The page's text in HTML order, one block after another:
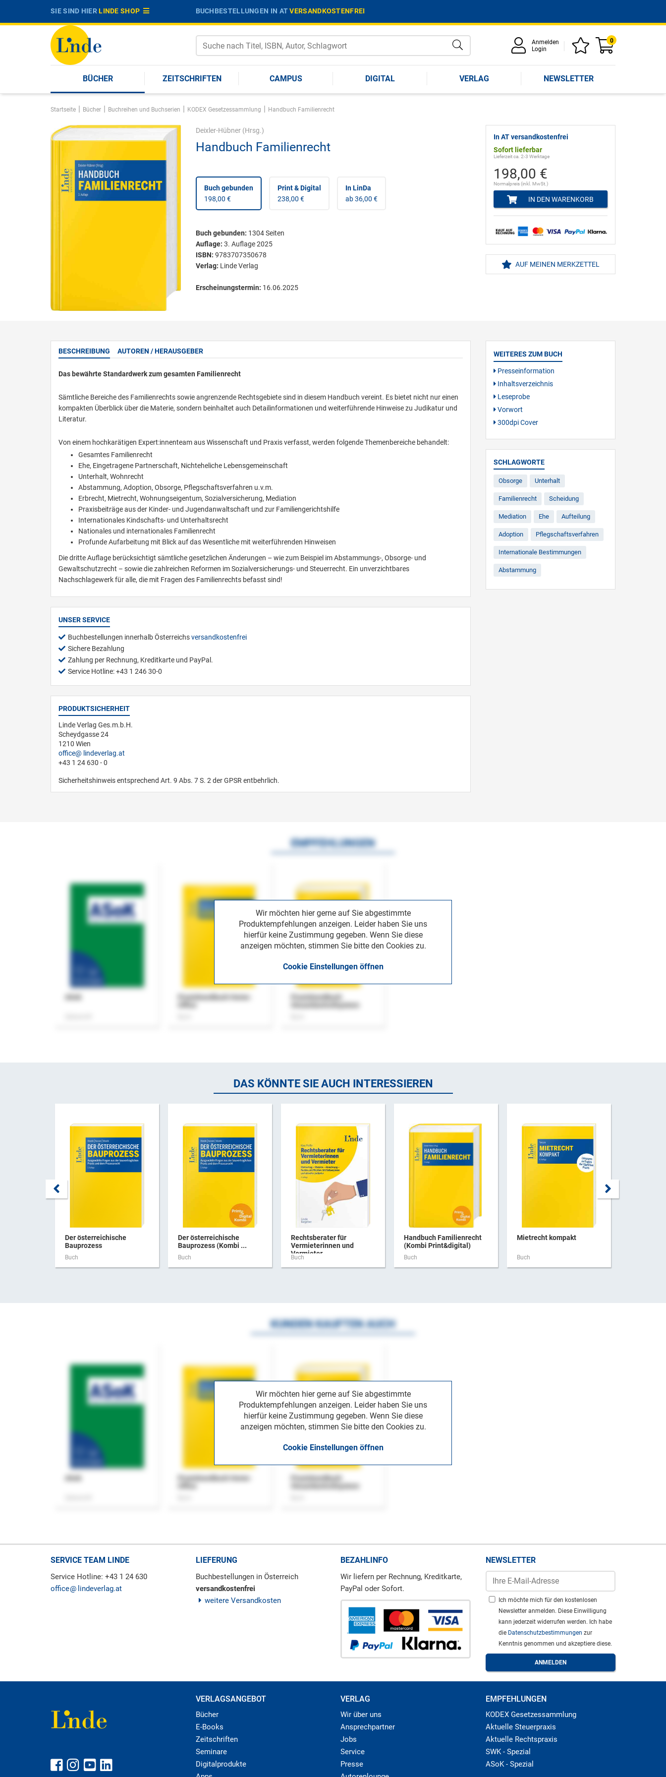
SIE SIND HIERLINDE SHOP BUCHBESTELLUNGEN IN ATVERSANDKOSTENFREI
Anmelden
Login
0
BÜCHER ZEITSCHRIFTEN CAMPUS DIGITAL VERLAG NEWSLETTER
Startseite | Bücher | Buchreihen und Buchserien | KODEX Gesetzessammlung | Handbuch Familienrecht
Deixler-Hübner(Hrsg.)
Handbuch Familienrecht
Buch gebunden
198,00 €
Print & Digital
238,00 €
In LinDa
ab 36,00 €
Buch gebunden: 1304Seiten
Auflage: 3. Auflage 2025
ISBN: 9783707350678
Verlag: Linde Verlag
Erscheinungstermin: 16.06.2025
In AT versandkostenfrei
Sofort lieferbar
Lieferzeit ca. 2-3 Werktage
198,00 €
Normalpreis (inkl. MwSt.)
IN DEN WARENKORB
AUF MEINEN MERKZETTEL
BESCHREIBUNG AUTOREN / HERAUSGEBER
Das bewährte Standardwerk zum gesamten Familienrecht
Sämtliche Bereiche des Familienrechts sowie angrenzende Rechtsgebiete sind in diesem Handbuch vereint. Es bietet nicht nur einen
kompakten Überblick über die Materie, sondern beinhaltet auch Detailinformationen und weiterführende Hinweise zu Judikatur und
Literatur.
Von einem hochkarätigen Expert:innenteam aus Wissenschaft und Praxis verfasst, werden folgende Themenbereiche behandelt:
Gesamtes Familienrecht
Ehe, Eingetragene Partnerschaft, Nichteheliche Lebensgemeinschaft
Unterhalt, Wohnrecht
Abstammung, Adoption, Obsorge, Pflegschaftsverfahren u.v.m.
Erbrecht, Mietrecht, Wohnungseigentum, Sozialversicherung, Mediation
Praxisbeiträge aus der Kinder- und Jugendanwaltschaft und zur Familiengerichtshilfe
Internationales Kindschafts- und Unterhaltsrecht
Nationales und internationales Familienrecht
Profunde Aufarbeitung mit Blick auf das Wesentliche mit weiterführenden Hinweisen
Die dritte Auflage berücksichtigt sämtliche gesetzlichen Änderungen – wie zum Beispiel im Abstammungs-, Obsorge- und
Gewaltschutzrecht – sowie die zahlreichen Reformen im Sozialversicherungs- und Steuerrecht. Ein unverzichtbares
Nachschlagewerk für alle, die mit Fragen des Familienrechts befasst sind!
UNSER SERVICE
Buchbestellungen innerhalb Österreichsversandkostenfrei
Sichere Bezahlung
Zahlung per Rechnung, Kreditkarte und PayPal.
Service Hotline: +43 1 246 30-0
PRODUKTSICHERHEIT
Linde Verlag Ges.m.b.H.
Scheydgasse 24
1210 Wien
office
lindeverlag.at
+43 1 24 630 - 0
Sicherheitshinweis entsprechend Art. 9 Abs. 7 S. 2 der GPSR entbehrlich.
WEITERES ZUM BUCH
Presseinformation
Inhaltsverzeichnis
Leseprobe
Vorwort
300dpi Cover
SCHLAGWORTE
Obsorge Unterhalt
Familienrecht Scheidung
Mediation Ehe Aufteilung
Adoption Pflegschaftsverfahren
Internationale Bestimmungen
Abstammung
Wir möchten hier gerne auf Sie abgestimmte
Produktempfehlungen anzeigen. Leider haben Sie uns
hierfür keine Zustimmung gegeben. Wenn Sie diese
anzeigen möchten, stimmen Sie bitte den Cookies zu.
Cookie Einstellungen öffnen
EMPFEHLUNGEN
ASok
Praxishandbuch Home-
Praxishandbuch
Steuerkontrollsystem
DAS KÖNNTE SIE AUCH INTERESSIEREN
Der österreichische
Bauprozess
Buch
Der österreichische
Bauprozess (Kombi ...
Buch
Rechtsberater für
Vermieterinnen und
Vermieter
Buch
Handbuch Familienrecht
(Kombi Print&digital)
Buch
Mietrecht kompakt
Buch
Wir möchten hier gerne auf Sie abgestimmte
Produktempfehlungen anzeigen. Leider haben Sie uns
hierfür keine Zustimmung gegeben. Wenn Sie diese
anzeigen möchten, stimmen Sie bitte den Cookies zu.
Cookie Einstellungen öffnen
KUNDEN KAUFTEN AUCH
ASok
Praxishandbuch Home-
Praxishandbuch
Steuerkontrollsystem
SERVICE TEAM LINDE
Service Hotline: +43 1 24 630
office
lindeverlag.at
LIEFERUNG
Buchbestellungen in Österreich
versandkostenfrei
weitere Versandkosten
BEZAHLINFO
Wir liefern per Rechnung, Kreditkarte,
PayPal oder Sofort.
NEWSLETTER
Ich möchte mich für den kostenlosen
Newsletter anmelden. Diese Einwilligung
kann jederzeit widerrufen werden. Ich habe
die Datenschutzbestimmungen zur
Kenntnis genommen und akzeptiere diese.
VERLAGSANGEBOT
Bücher
E-Books
Zeitschriften
Seminare
Digitalprodukte
VERLAG
Wir über uns
Ansprechpartner
Jobs
Service
Presse
EMPFEHLUNGEN
KODEX Gesetzessammlung
Aktuelle Steuerpraxis
Aktuelle Rechtspraxis
SWK - Spezial
ASoK - Spezial